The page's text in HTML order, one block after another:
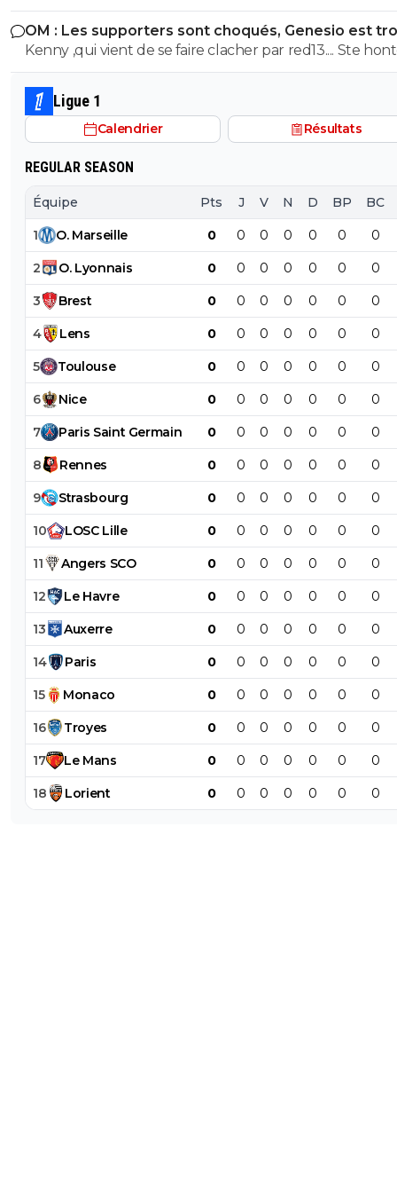
sources espagnoles douteuses, principales fabriques
news et principales sources pour les articles de Foot01.
OM : Les supporters sont choqués, Genesio est
fort
Kenny ,qui vient de se faire clacher par red13.... Ste
😂😂
Ligue 1
Calendrier Résultats
REGULAR SEASON
Équipe Pts J V N D BP BC
1 O. Marseille 0 0 0 0 0 0 0
2 O. Lyonnais 0 0 0 0 0 0 0
3 Brest 0 0 0 0 0 0 0
4 Lens 0 0 0 0 0 0 0
5 Toulouse 0 0 0 0 0 0 0
6 Nice 0 0 0 0 0 0 0
7 Paris Saint Germain 0 0 0 0 0 0 0
8 Rennes 0 0 0 0 0 0 0
9 Strasbourg 0 0 0 0 0 0 0
10 LOSC Lille 0 0 0 0 0 0 0
11 Angers SCO 0 0 0 0 0 0 0
12 Le Havre 0 0 0 0 0 0 0
13 Auxerre 0 0 0 0 0 0 0
14 Paris 0 0 0 0 0 0 0
15 Monaco 0 0 0 0 0 0 0
16 Troyes 0 0 0 0 0 0 0
17 Le Mans 0 0 0 0 0 0 0
18 Lorient 0 0 0 0 0 0 0